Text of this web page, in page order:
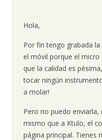
Hola,
Por fin tengo grabada
el móvil porque el
que la calidad es
tocar ningún
a molar!
Pero no puedo
mismo que a Ktulo, el
página principal. Tienes